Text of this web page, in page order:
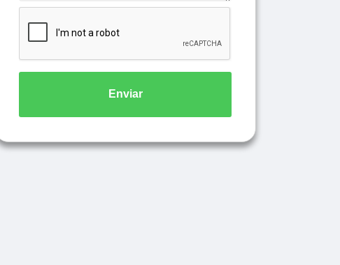
Enviar